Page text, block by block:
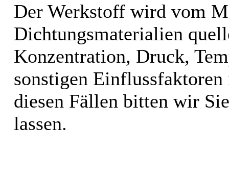
Der Werkstoff wird vom
Dichtungsmaterialien
Konzentration, Druck,
sonstigen
diesen Fällen bitten wir
lassen.